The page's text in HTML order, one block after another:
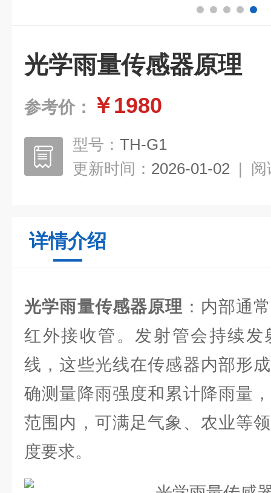
光学雨量传感器原理
参考价： ￥1980
型号： TH-G1
更新时间： 2026-01-02 | 阅
详情介绍
光学雨量传感器原理 ：内部通
红外接收管。发射管会持续发
线，这些光线在传感器内部形
确测量降雨强度和累计降雨量
范围内，可满足气象、农业等
度要求。